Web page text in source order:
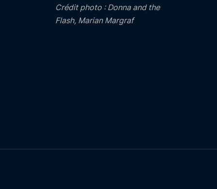
Crédit photo : Donna and the
Flash, Marian Margraf